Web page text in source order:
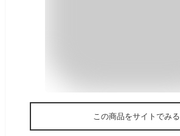
この商品をサイトでみる